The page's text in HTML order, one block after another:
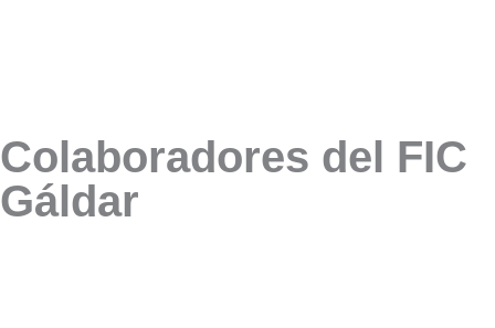
Colaboradores del FIC
Gáldar